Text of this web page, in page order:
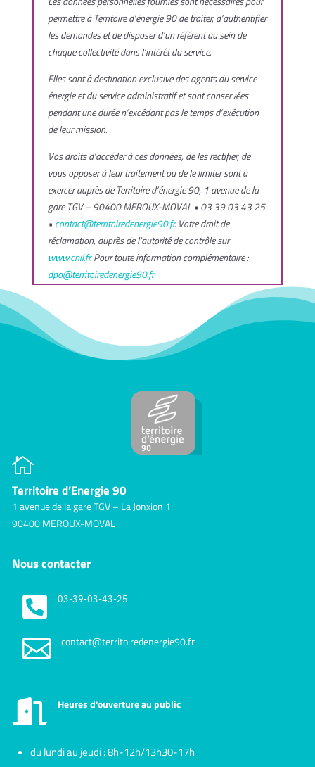
a
g
e
r
permettre à Territoire d’énergie 90 de traiter, d’authentifier
les demandes et de disposer d’un référent au sein de
chaque collectivité dans l’intérêt du service.
Elles sont à destination exclusive des agents du service
énergie et du service administratif et sont conservées
pendant une durée n’excédant pas le temps d’exécution
de leur mission.
Vos droits d’accéder à ces données, de les rectifier, de
vous opposer à leur traitement ou de le limiter sont à
exercer auprès de Territoire d’énergie 90, 1 avenue de la
gare TGV – 90400 MEROUX-MOVAL • 03 39 03 43 25
• contact@territoiredenergie90.fr. Votre droit de
réclamation, auprès de l’autorité de contrôle sur
www.cnil.fr. Pour toute information complémentaire :
dpo@territoiredenergie90.fr

Territoire d’Energie 90
1 avenue de la gare TGV – La Jonxion 1
90400 MEROUX-MOVAL
Nous contacter
 03-39-03-43-25
 contact@territoiredenergie90.fr
 Heures d'ouverture au public
du lundi au jeudi : 8h-12h/13h30-17h